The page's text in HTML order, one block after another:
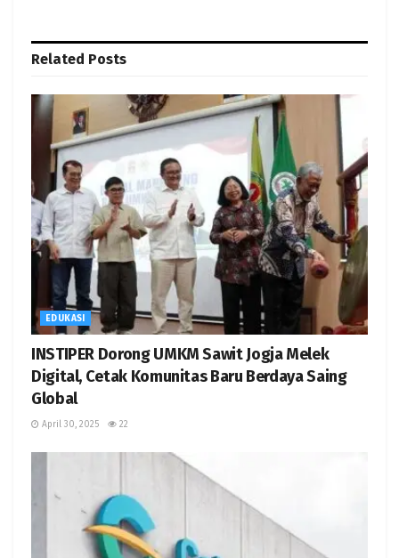
Related Posts
EDUKASI
INSTIPER Dorong UMKM Sawit Jogja Melek
Digital, Cetak Komunitas Baru Berdaya Saing
Global
April 30, 2025 22